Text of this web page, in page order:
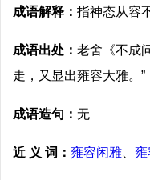
成语解释： 指神态从容
成语出处： 老舍《不成
走，又显出雍容大雅。”
成语造句： 无
近 义 词： 雍容闲雅 雍